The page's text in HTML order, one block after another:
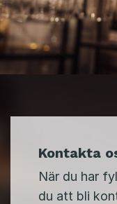
Kontakta
När du har
du att bli